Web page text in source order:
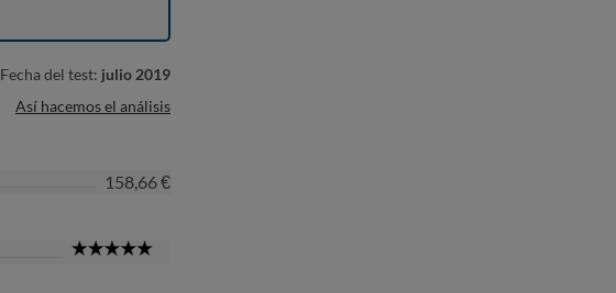
Fecha del test: julio 2019
Así hacemos el análisis
158,66 €